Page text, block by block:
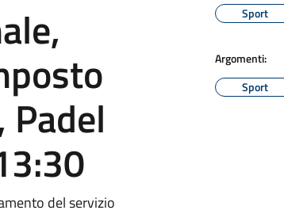
Padel
del servizio
Sport
Argomenti:
Sport